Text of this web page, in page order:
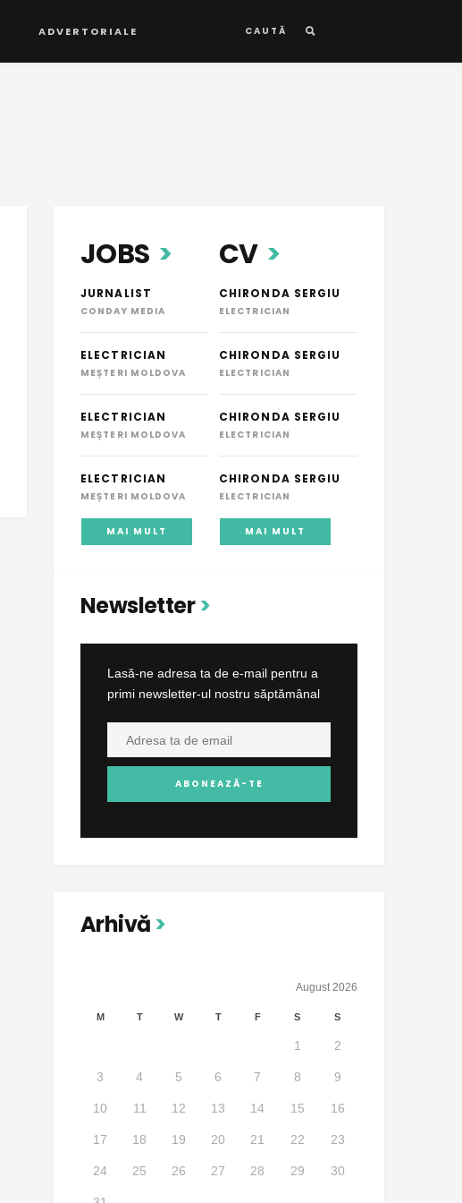
ADVERTORIALE CAUTĂ
JOBS
JURNALIST
CONDAY MEDIA
ELECTRICIAN
MEȘTERI MOLDOVA
ELECTRICIAN
MEȘTERI MOLDOVA
ELECTRICIAN
MEȘTERI MOLDOVA
MAI MULT
CV
CHIRONDA SERGIU
ELECTRICIAN
CHIRONDA SERGIU
ELECTRICIAN
CHIRONDA SERGIU
ELECTRICIAN
CHIRONDA SERGIU
ELECTRICIAN
MAI MULT
Newsletter
Lasă-ne adresa ta de e-mail pentru a
primi newsletter-ul nostru săptămânal
Arhivă
August 2026
M T W T F S S
1 2
3 4 5 6 7 8 9
10 11 12 13 14 15 16
17 18 19 20 21 22 23
24 25 26 27 28 29 30